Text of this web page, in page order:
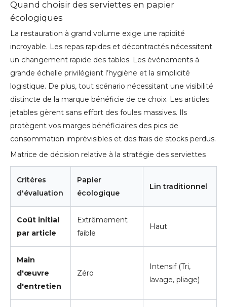
Quand choisir des serviettes en papier
écologiques
La restauration à grand volume exige une rapidité
incroyable. Les repas rapides et décontractés nécessitent
un changement rapide des tables. Les événements à
grande échelle privilégient l’hygiène et la simplicité
logistique. De plus, tout scénario nécessitant une visibilité
distincte de la marque bénéficie de ce choix. Les articles
jetables gèrent sans effort des foules massives. Ils
protègent vos marges bénéficiaires des pics de
consommation imprévisibles et des frais de stocks perdus.
Matrice de décision relative à la stratégie des serviettes
Critères
d'évaluation
Papier
écologique
Lin traditionnel
Coût initial
par article
Extrêmement
faible
Haut
Main
d'œuvre
d'entretien
Zéro
Intensif (Tri,
lavage, pliage)